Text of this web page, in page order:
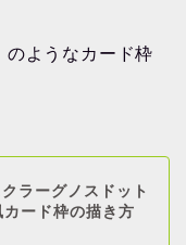
のようなカード枠
クラーグノスドット
ード枠の描き方